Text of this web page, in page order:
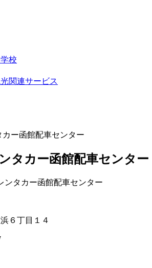
校
関連サービス
カー函館配車センター
タカー函館配車センター
６丁目１４